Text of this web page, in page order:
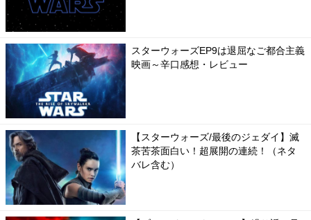
スターウォーズEP9は退屈なご都合主義
映画～辛口感想・レビュー
【スターウォーズ/最後のジェダイ】滅
茶苦茶面白い！超展開の連続！（ネタ
バレ含む）